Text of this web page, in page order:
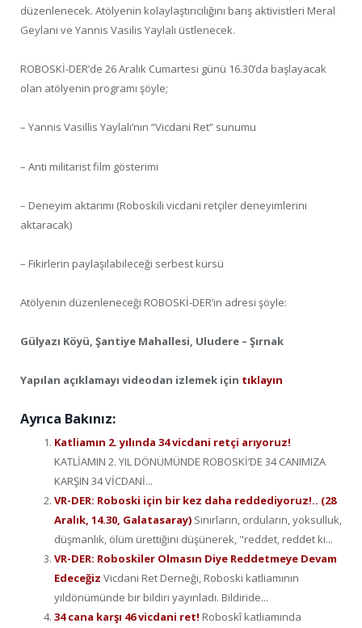
düzenlenecek. Atölyenin kolaylaştırıcılığını barış aktivistleri Meral
Geylani ve Yannis Vasilis Yaylalı üstlenecek.
ROBOSKİ-DER’de 26 Aralık Cumartesi günü 16.30’da başlayacak
olan atölyenin programı şöyle;
– Yannis Vasillis Yaylalı’nın “Vicdani Ret” sunumu
– Anti militarist film gösterimi
– Deneyim aktarımı (Roboskili vicdani retçiler deneyimlerini
aktaracak)
– Fikirlerin paylaşılabileceği serbest kürsü
Atölyenin düzenleneceği ROBOSKİ-DER’in adresi şöyle:
Gülyazı Köyü, Şantiye Mahallesi, Uludere – Şırnak
Yapılan açıklamayı videodan izlemek için tıklayın
Ayrıca Bakınız:
Katliamın 2. yılında 34 vicdani retçi arıyoruz!
KATLİAMIN 2. YIL DÖNÜMÜNDE ROBOSKİ’DE 34 CANIMIZA
KARŞIN 34 VİCDANİ...
VR-DER: Roboski için bir kez daha reddediyoruz!.. (28
Aralık, 14.30, Galatasaray) Sınırların, orduların, yoksulluk,
düşmanlık, ölüm ürettiğini düşünerek, "reddet, reddet ki...
VR-DER: Roboskiler Olmasın Diye Reddetmeye Devam
Edeceğiz Vicdani Ret Derneği, Roboski katliamının
yıldönümünde bir bildiri yayınladı. Bildiride...
34 cana karşı 46 vicdani ret! Roboskî katliamında